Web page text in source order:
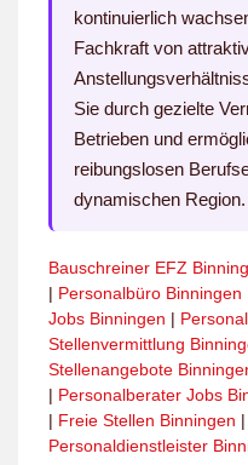
kontinuierlich
Fachkraft von
Sie durch gezielte
Betrieben und
reibungslosen
dynamischen Region.
Bauschreiner EFZ
| Personalbüro Binningen
Jobs Binningen |
Stellenvermittlung
Stellenangebote
| Personalberater Jobs
| Freie Stellen Binningen |
Personaldienstleister